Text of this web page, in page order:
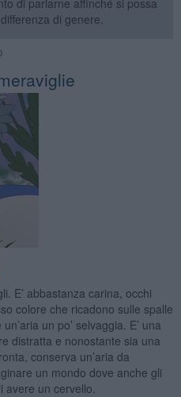
di genere.
E’ abbastanza carina, occhi
colore che ricadono sulle spalle
un po’ selvaggia. E’ una
distratta e nonostante sia una
conserva un’aria da
un mondo dove anche gli
un cervello.